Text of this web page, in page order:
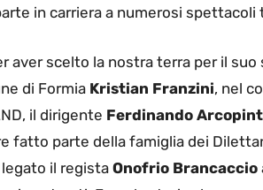
in carriera a numerosi
aver scelto la nostra terra per il
di Formia Kristian Franzini, nel
il dirigente Ferdinando
fatto parte della famiglia dei
il regista Onofrio Brancaccio